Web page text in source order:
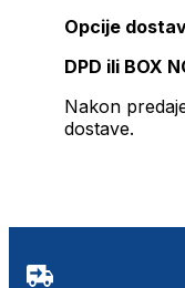
Opcije
DPD ili BOX
Nakon
dostave.